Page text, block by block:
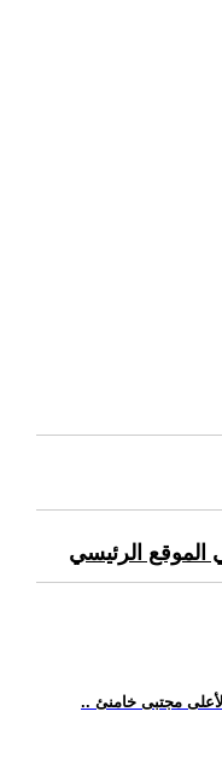
الموقع الرئيسي
مجتبى خامنئ